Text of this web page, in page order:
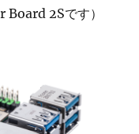
2Sです）